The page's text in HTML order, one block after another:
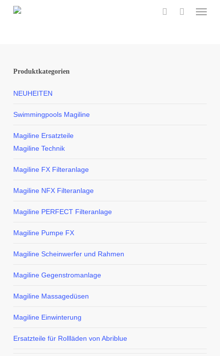
Menu
Produktkategorien
NEUHEITEN
Swimmingpools Magiline
Magiline Ersatzteile
Magiline Technik
Magiline FX Filteranlage
Magiline NFX Filteranlage
Magiline PERFECT Filteranlage
Magiline Pumpe FX
Magiline Scheinwerfer und Rahmen
Magiline Gegenstromanlage
Magiline Massagedüsen
Magiline Einwinterung
Ersatzteile für Rollläden von Abriblue